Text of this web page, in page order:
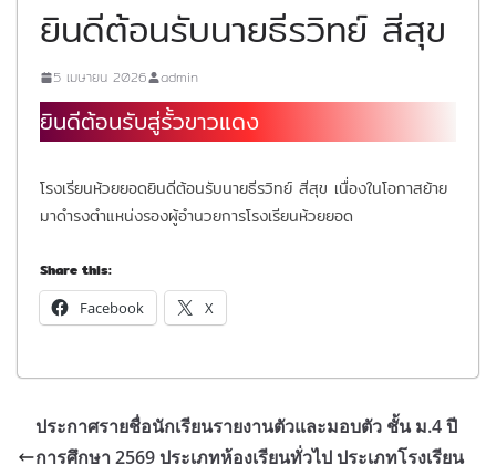
ยินดีต้อนรับนายธีรวิทย์ สีสุข
5 เมษายน 2026 admin
ยินดีต้อนรับสู่รั้วขาวแดง
โรงเรียนห้วยยอดยินดีต้อนรับนายธีรวิทย์ สีสุข เนื่องในโอกาสย้าย
มาดำรงตำแหน่งรองผู้อำนวยการโรงเรียนห้วยยอด
Share this:
Facebook X
ประกาศรายชื่อนักเรียนรายงานตัวและมอบตัว ชั้น ม.4 ปี
การศึกษา 2569 ประเภทห้องเรียนทั่วไป ประเภทโรงเรียน